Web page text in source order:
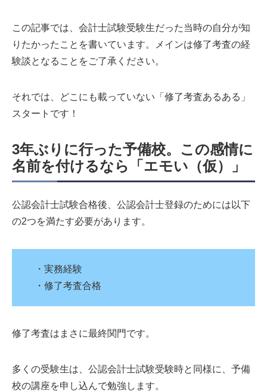
この記事では、会計士試験受験生だった当時の自分が知
りたかったことを書いています。メインは修了考査の経
験談となることをご了承ください。
それでは、どこにも載っていない「修了考査あるある」
スタートです！
3年ぶりに行った予備校。この感情に
名前を付けるなら「エモい（仮）」
公認会計士試験合格後、公認会計士登録のためには以下
の2つを満たす必要があります。
・実務経験
・修了考査合格
修了考査はまさに最終関門です。
多くの受験生は、公認会計士試験受験時と同様に、予備
校の講座を申し込んで勉強します。